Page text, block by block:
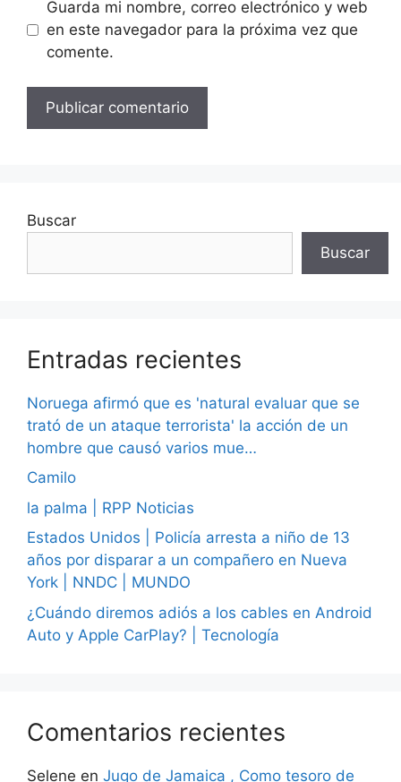
Guarda mi nombre, correo electrónico y web
en este navegador para la próxima vez que
comente.
Buscar
Buscar
Entradas recientes
Noruega afirmó que es 'natural evaluar que se
trató de un ataque terrorista' la acción de un
hombre que causó varios mue…
Camilo
la palma | RPP Noticias
Estados Unidos | Policía arresta a niño de 13
años por disparar a un compañero en Nueva
York | NNDC | MUNDO
¿Cuándo diremos adiós a los cables en Android
Auto y Apple CarPlay? | Tecnología
Comentarios recientes
Selene en Jugo de Jamaica , Como tesoro de